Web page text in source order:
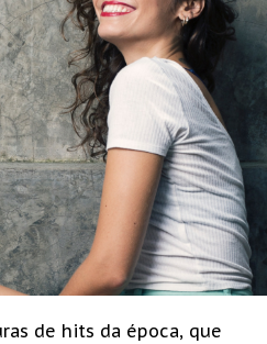
de hits da época, que